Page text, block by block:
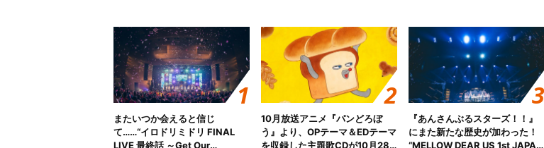
またいつか会えると信じ
て……“イロドリミドリ FINAL
LIVE 最終話 ～Get Our
10月放送アニメ『パンどろぼ
う』より、OPテーマ＆EDテーマ
を収録した主題歌CDが10月28
『あんさんぶるスターズ！！』
にまた新たな歴史が加わった！
“MELLOW DEAR US 1st JAPAN